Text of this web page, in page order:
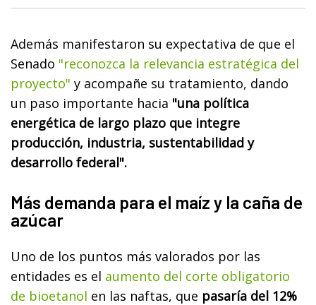
Además manifestaron su expectativa de que el
Senado "reconozca la relevancia estratégica del
proyecto" y acompañe su tratamiento, dando
un paso importante hacia "una política
energética de largo plazo que integre
producción, industria, sustentabilidad y
desarrollo federal".
Más demanda para el maíz y la caña de
azúcar
Uno de los puntos más valorados por las
entidades es el aumento del corte obligatorio
de bioetanol en las naftas, que pasaría del 12%